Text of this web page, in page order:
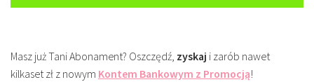
Masz już Tani Abonament? Oszczędź, zyskaj i zarób nawet
kilkaset zł z nowym Kontem Bankowym z Promocją!